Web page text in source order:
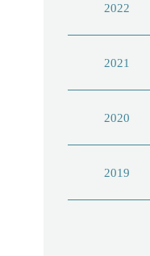
2022
2021
2020
2019